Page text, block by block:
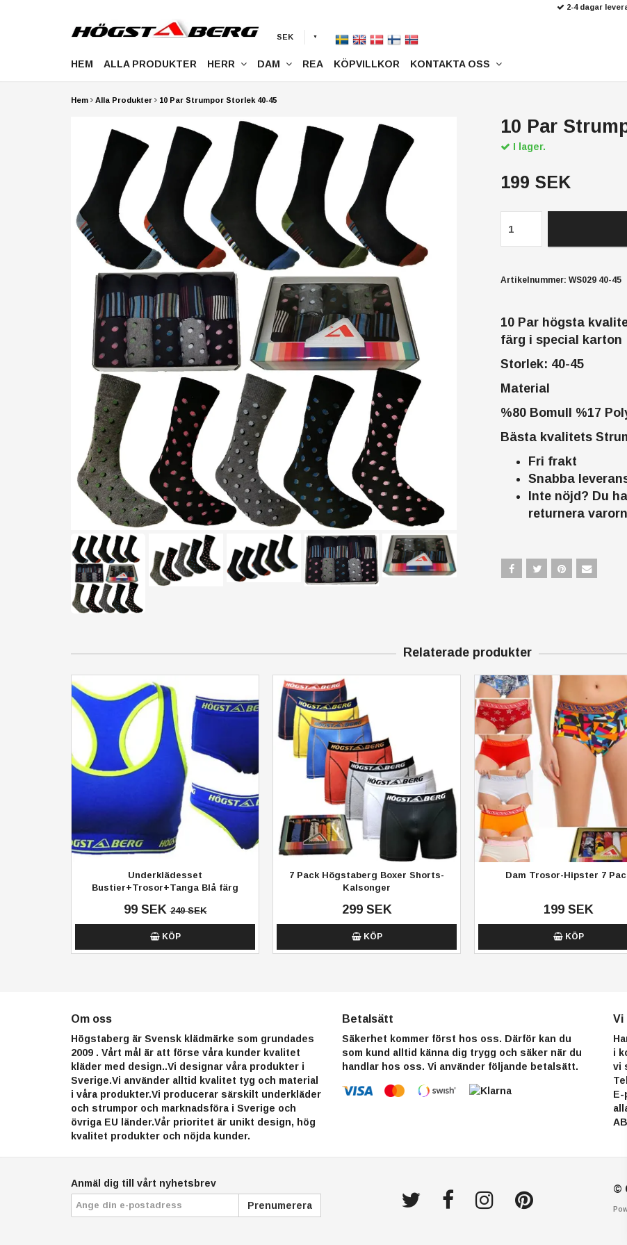
Hem Alla Produkter 10 Par Strumpor Storlek 40-45
10 Par
I lager.
199 SEK
Artikelnummer: WS029 40-45
10 Par högsta
färg i special karton
Storlek: 40-45
Material
%80 Bomull %17
Bästa kvalitets
Fri frakt
Snabba
Inte nöjd? Du
returnera
Relaterade produkter
Underklädesset
Bustier+Trosor+Tanga Blå färg
99 SEK249 SEK
KÖP
7 Pack Högstaberg Boxer Shorts-
Kalsonger
299 SEK
KÖP
Dam Trosor-Hipster 7
199 SEK
KÖP
Om oss
Högstaberg är Svensk klädmärke som grundades
2009 . Vårt mål är att förse våra kunder kvalitet
kläder med design..Vi designar våra produkter i
Sverige.Vi använder alltid kvalitet tyg och material
i våra produkter.Vi producerar särskilt underkläder
och strumpor och marknadsföra i Sverige och
övriga EU länder.Vår prioritet är unikt design, hög
kvalitet produkter och nöjda kunder.
Betalsätt
Säkerhet kommer först hos oss. Därför kan du
som kund alltid känna dig trygg och säker när du
handlar hos oss. Vi använder följande betalsätt.
Vi
i
vi
E-
AB
Anmäl dig till vårt nyhetsbrev
Prenumerera
©
SEK
2-4 dagar
HEM ALLA PRODUKTER HERR DAM REA KÖPVILLKOR KONTAKTA OSS